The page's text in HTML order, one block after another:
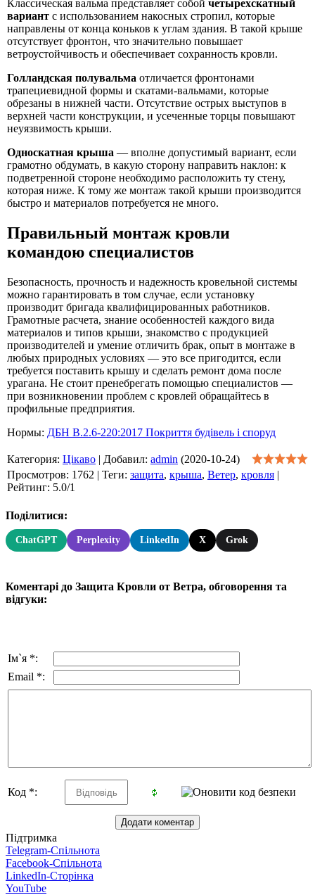
Классическая вальма представляет собой четырехскатный
вариант с использованием накосных стропил, которые
направлены от конца коньков к углам здания. В такой крыше
отсутствует фронтон, что значительно повышает
ветроустойчивость и обеспечивает сохранность кровли.
Голландская полувальма отличается фронтонами
трапециевидной формы и скатами-вальмами, которые
обрезаны в нижней части. Отсутствие острых выступов в
верхней части конструкции, и усеченные торцы повышают
неуязвимость крыши.
Односкатная крыша — вполне допустимый вариант, если
грамотно обдумать, в какую сторону направить наклон: к
подветренной стороне необходимо расположить ту стену,
которая ниже. К тому же монтаж такой крыши производится
быстро и материалов потребуется не много.
Правильный монтаж кровли
командою специалистов
Безопасность, прочность и надежность кровельной системы
можно гарантировать в том случае, если установку
производит бригада квалифицированных работников.
Грамотные расчета, знание особенностей каждого вида
материалов и типов крыши, знакомство с продукцией
производителей и умение отличить брак, опыт в монтаже в
любых природных условиях — это все пригодится, если
требуется поставить крышу и сделать ремонт дома после
урагана. Не стоит пренебрегать помощью специалистов —
при возникновении проблем с кровлей обращайтесь в
профильные предприятия.
Нормы: ДБН В.2.6-220:2017 Покриття будівель і споруд
Категория: Цікаво | Добавил: admin (2020-10-24)
Просмотров: 1762 | Теги: защита, крыша, Ветер, кровля |
Рейтинг: 5.0/1
Поділитися:
ChatGPT Perplexity LinkedIn X Grok
Коментарі до Защита Кровли от Ветра, обговорення та
відгуки:
Ім`я *:
Email *:
Код *:
Підтримка
Telegram-Спільнота
Facebook-Спільнота
LinkedIn-Сторінка
YouTube